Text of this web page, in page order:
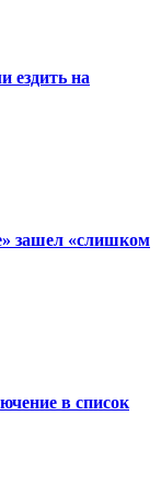
ездить на
зашел «слишком
в список